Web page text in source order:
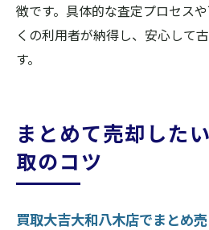
徴です。具体的な査定プロセス
くの利用者が納得し、安心して
す。
まとめて売却した
取のコツ
買取大吉大和八木店でまとめ